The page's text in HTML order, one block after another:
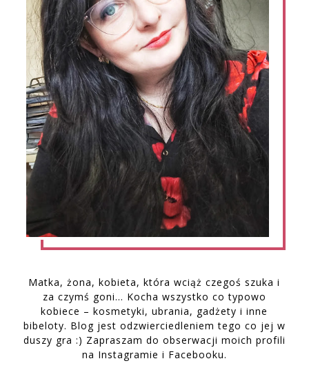
Matka, żona, kobieta, która wciąż czegoś szuka i
za czymś goni… Kocha wszystko co typowo
kobiece – kosmetyki, ubrania, gadżety i inne
bibeloty. Blog jest odzwierciedleniem tego co jej w
duszy gra :) Zapraszam do obserwacji moich profili
na Instagramie i Facebooku.